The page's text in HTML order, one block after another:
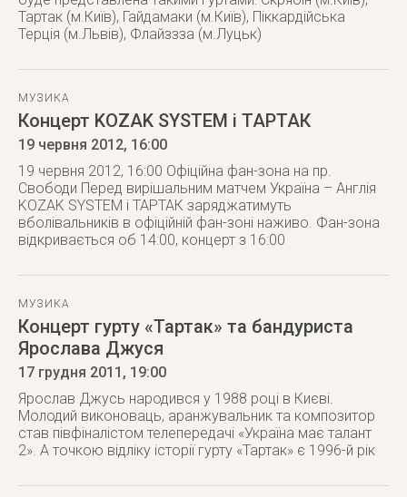
Тартак (м.Київ), Гайдамаки (м.Київ), Піккардійська
Терція (м.Львів), Флайззза (м.Луцьк)
МУЗИКА
Концерт KOZAK SYSTEM і ТАРТАК
19 червня 2012, 16:00
19 червня 2012, 16:00 Офіційна фан-зона на пр.
Свободи Перед вирішальним матчем Україна – Англія
KOZAK SYSTEM і ТАРТАК заряджатимуть
вболівальників в офіційній фан-зоні наживо. Фан-зона
відкривається об 14:00, концерт з 16:00
МУЗИКА
Концерт гурту «Тартак» та бандуриста
Ярослава Джуся
17 грудня 2011 , 19:00
Ярослав Джусь народився у 1988 році в Києві.
Молодий виконоваць, аранжувальник та композитор
став півфіналістом телепередачі «Україна має талант
2». А точкою відліку історії гурту «Тартак» є 1996-й рік